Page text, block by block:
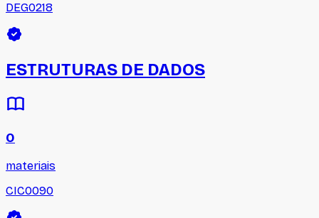
DEG0218
ESTRUTURAS DE DADOS
0
materiais
CIC0090